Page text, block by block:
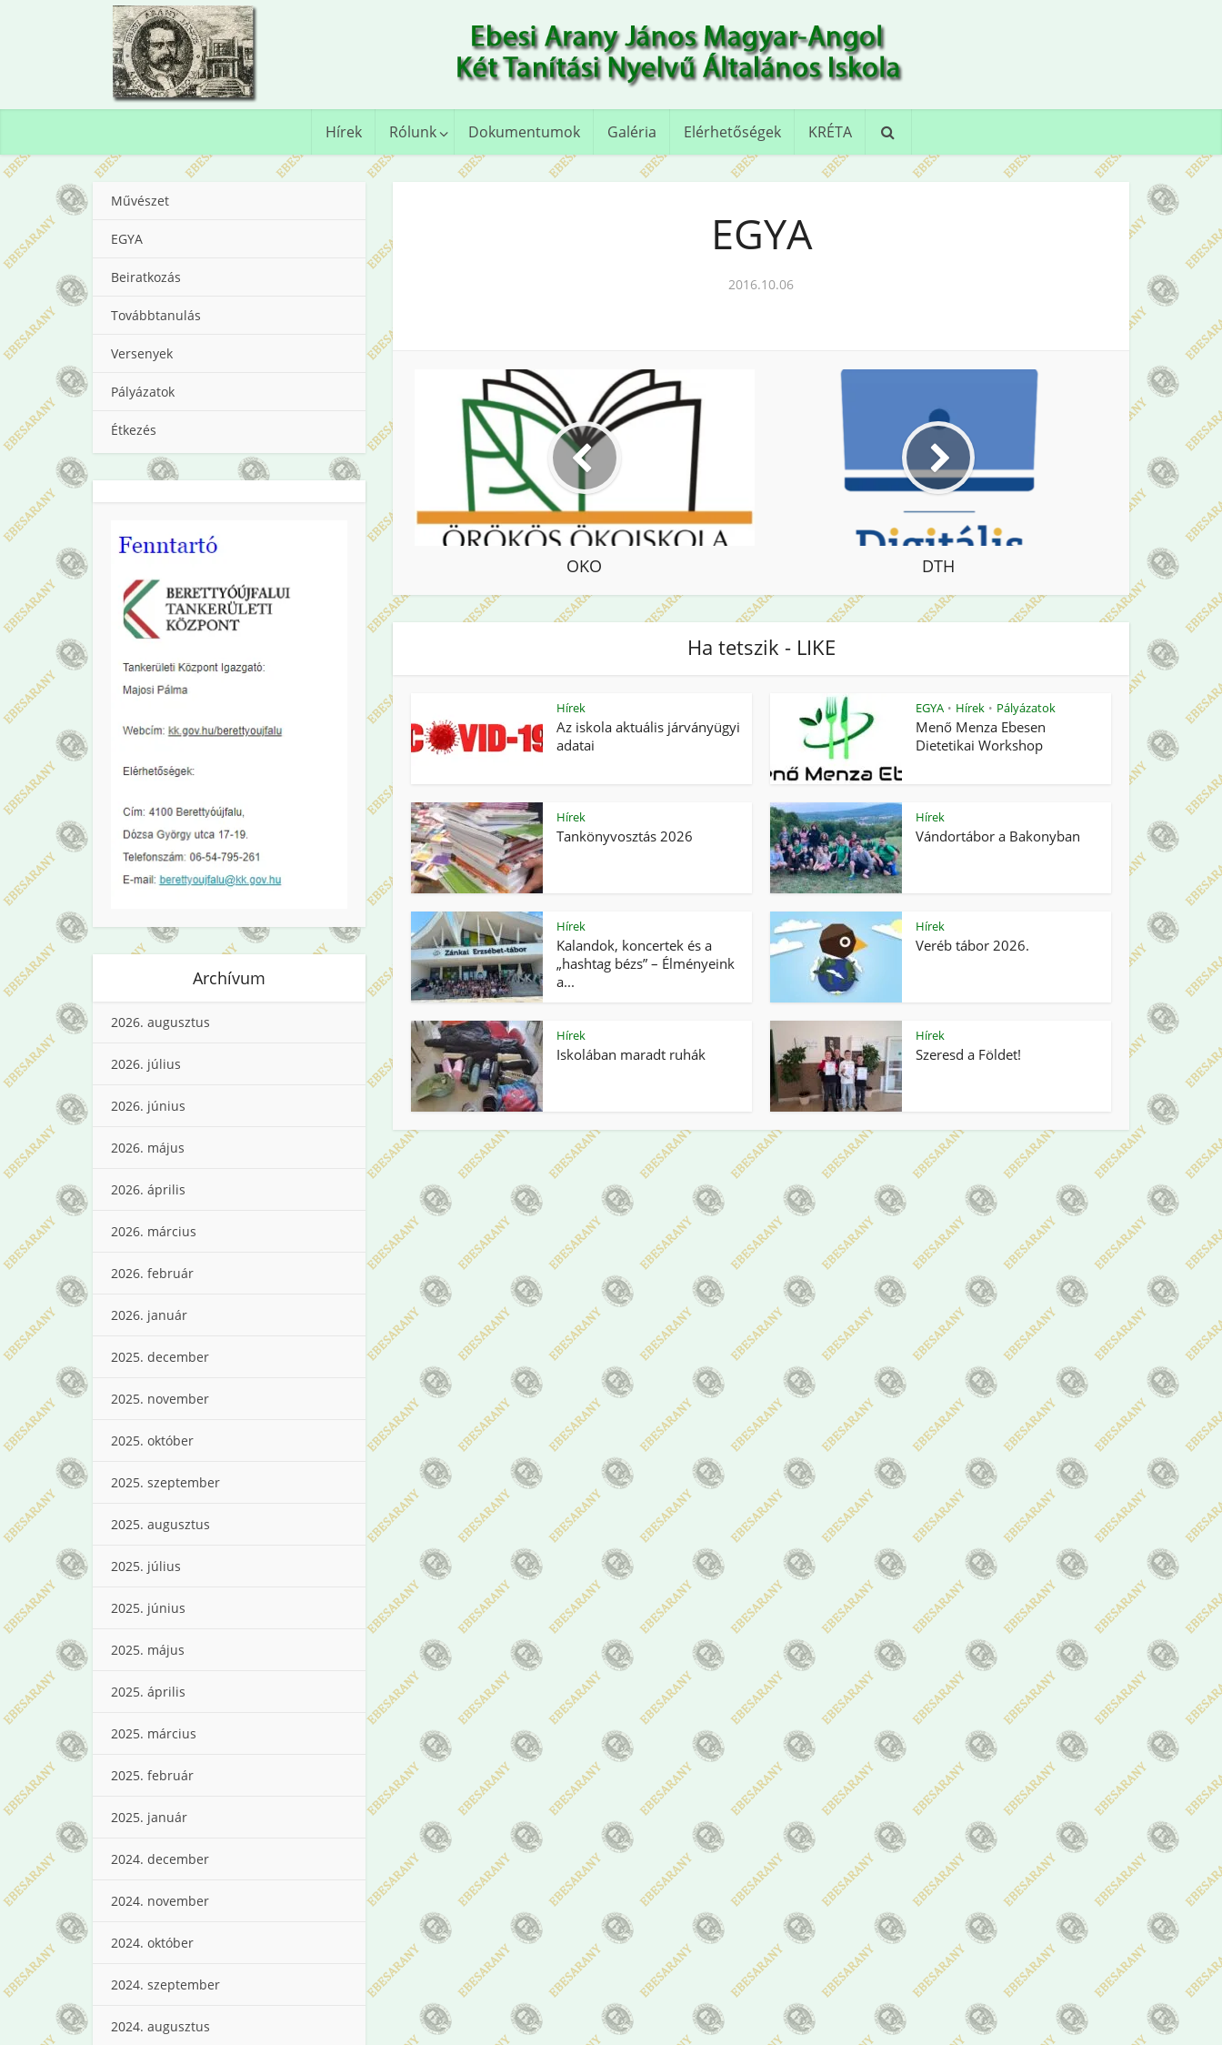
Hírek Rólunk Dokumentumok Galéria Elérhetőségek KRÉTA
Művészet
EGYA
Beiratkozás
Továbbtanulás
Versenyek
Pályázatok
Étkezés
Archívum
2026. augusztus
2026. július
2026. június
2026. május
2026. április
2026. március
2026. február
2026. január
2025. december
2025. november
2025. október
2025. szeptember
2025. augusztus
2025. július
2025. június
2025. május
2025. április
2025. március
2025. február
2025. január
2024. december
2024. november
2024. október
2024. szeptember
2024. augusztus
EGYA
2016.10.06
OKO DTH
Ha tetszik - LIKE
Hírek
Az iskola aktuális járványügyi
adatai
EGYA • Hírek • Pályázatok
Menő Menza Ebesen
Dietetikai Workshop
Hírek
Tankönyvosztás 2026
Hírek
Vándortábor a Bakonyban
Hírek
Kalandok, koncertek és a
„hashtag bézs” – Élményeink
a...
Hírek
Veréb tábor 2026.
Hírek
Iskolában maradt ruhák
Hírek
Szeresd a Földet!